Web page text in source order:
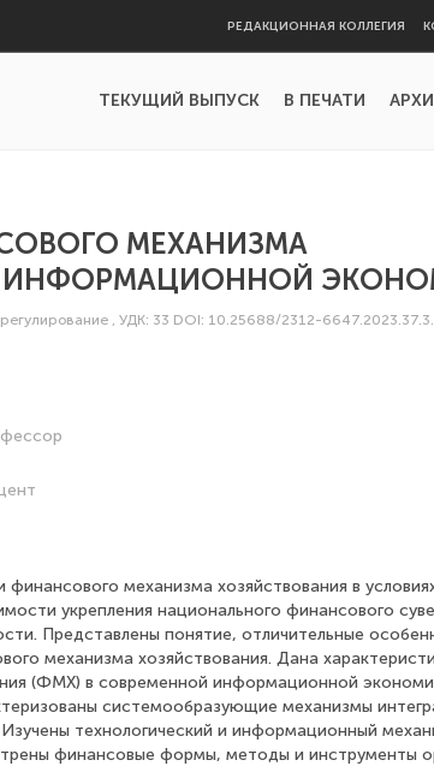
РЕДАКЦИОННАЯ КОЛЛЕГИЯ
ТЕКУЩИЙ ВЫПУСК В ПЕЧАТИ
МЕХАНИЗМА
ИНФОРМАЦИОННОЙ
, УДК: 33 DOI: 10.25688/2312-
механизма хозяйствования в
укрепления национального финансового
Представлены понятие, отличительные
механизма хозяйствования. Дана
(ФМХ) в современной информационной
системообразующие механизмы
технологический и информационный
финансовые формы, методы и инструменты